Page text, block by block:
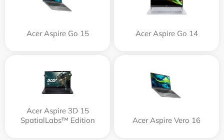
Acer Aspire Go 15 Acer Aspire Go 14
Acer Aspire 3D 15
SpatialLabs™ Edition
Acer Aspire Vero 16